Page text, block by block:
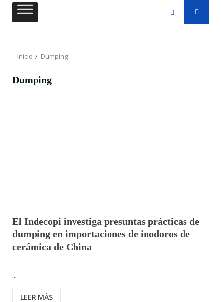
Saltar
Inicio Dumping
Dumping
El Indecopi investiga presuntas prácticas de
dumping en importaciones de inodoros de
cerámica de China
...
LEER MÁS